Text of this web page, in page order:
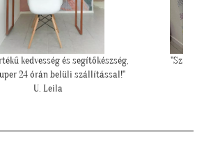
kedvesség és segítőkészség,
24 órán belüli szállítással!"
U. Leila
"Szia